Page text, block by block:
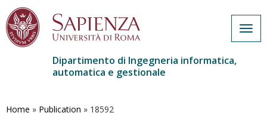
contenuto
Dipartimento di Ingegneria informatica,
automatica e gestionale
Home » Publication » 18592